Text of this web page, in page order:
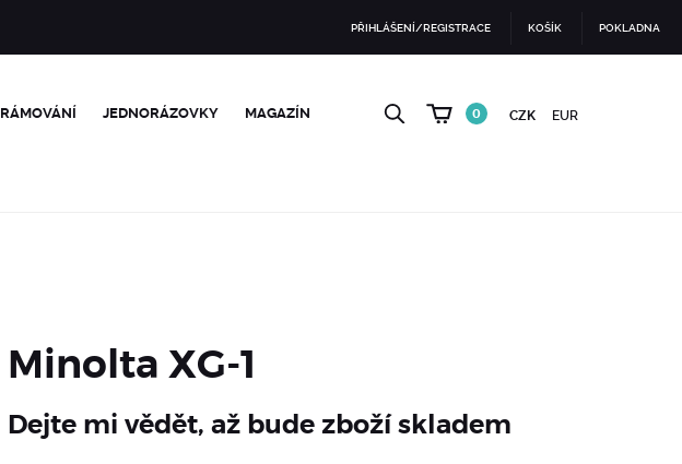
PŘIHLÁŠENÍ/REGISTRACE KOŠÍK POKLADNA
RÁMOVÁNÍ JEDNORÁZOVKY MAGAZÍN 0 CZK EUR
Minolta XG-1
Dejte mi vědět, až bude zboží skladem